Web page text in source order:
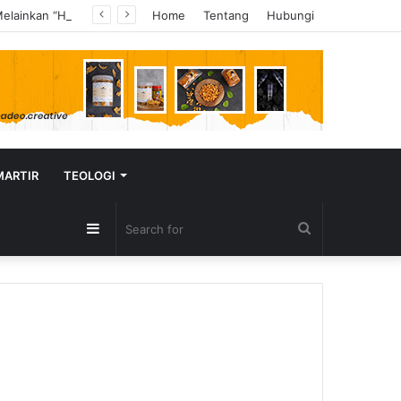
Home Tentang Hubungi
TEOLOGI
for
Sidebar